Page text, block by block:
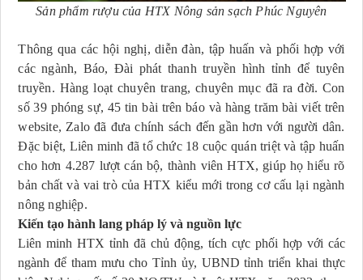
Sản phẩm rượu của HTX Nông sản sạch Phúc Nguyên
Thông qua các hội nghị, diễn đàn, tập huấn và phối hợp với
các ngành, Báo, Đài phát thanh truyền hình tỉnh để tuyên
truyền. Hàng loạt chuyên trang, chuyên mục đã ra đời. Con
số 39 phóng sự, 45 tin bài trên báo và hàng trăm bài viết trên
website, Zalo đã đưa chính sách đến gần hơn với người dân.
Đặc biệt, Liên minh đã tổ chức 18 cuộc quán triệt và tập huấn
cho hơn 4.287 lượt cán bộ, thành viên HTX, giúp họ hiểu rõ
bản chất và vai trò của HTX kiểu mới trong cơ cấu lại ngành
nông nghiệp.
Kiến tạo hành lang pháp lý và nguồn lực
Liên minh HTX tỉnh đã chủ động, tích cực phối hợp với các
ngành để tham mưu cho Tỉnh ủy, UBND tỉnh triển khai thực